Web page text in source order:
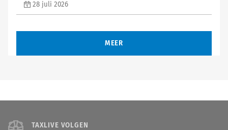
28 juli 2026
MEER
TAXLIVE VOLGEN